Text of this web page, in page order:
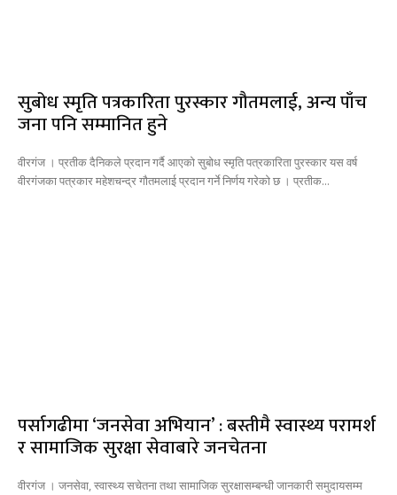
सुबोध स्मृति पत्रकारिता पुरस्कार गौतमलाई, अन्य पाँच
जना पनि सम्मानित हुने
वीरगंज । प्रतीक दैनिकले प्रदान गर्दै आएको सुबोध स्मृति पत्रकारिता पुरस्कार यस वर्ष
वीरगंजका पत्रकार महेशचन्द्र गौतमलाई प्रदान गर्ने निर्णय गरेको छ । प्रतीक...
पर्सागढीमा ‘जनसेवा अभियान’ : बस्तीमै स्वास्थ्य परामर्श
र सामाजिक सुरक्षा सेवाबारे जनचेतना
वीरगंज । जनसेवा, स्वास्थ्य सचेतना तथा सामाजिक सुरक्षासम्बन्धी जानकारी समुदायसम्म